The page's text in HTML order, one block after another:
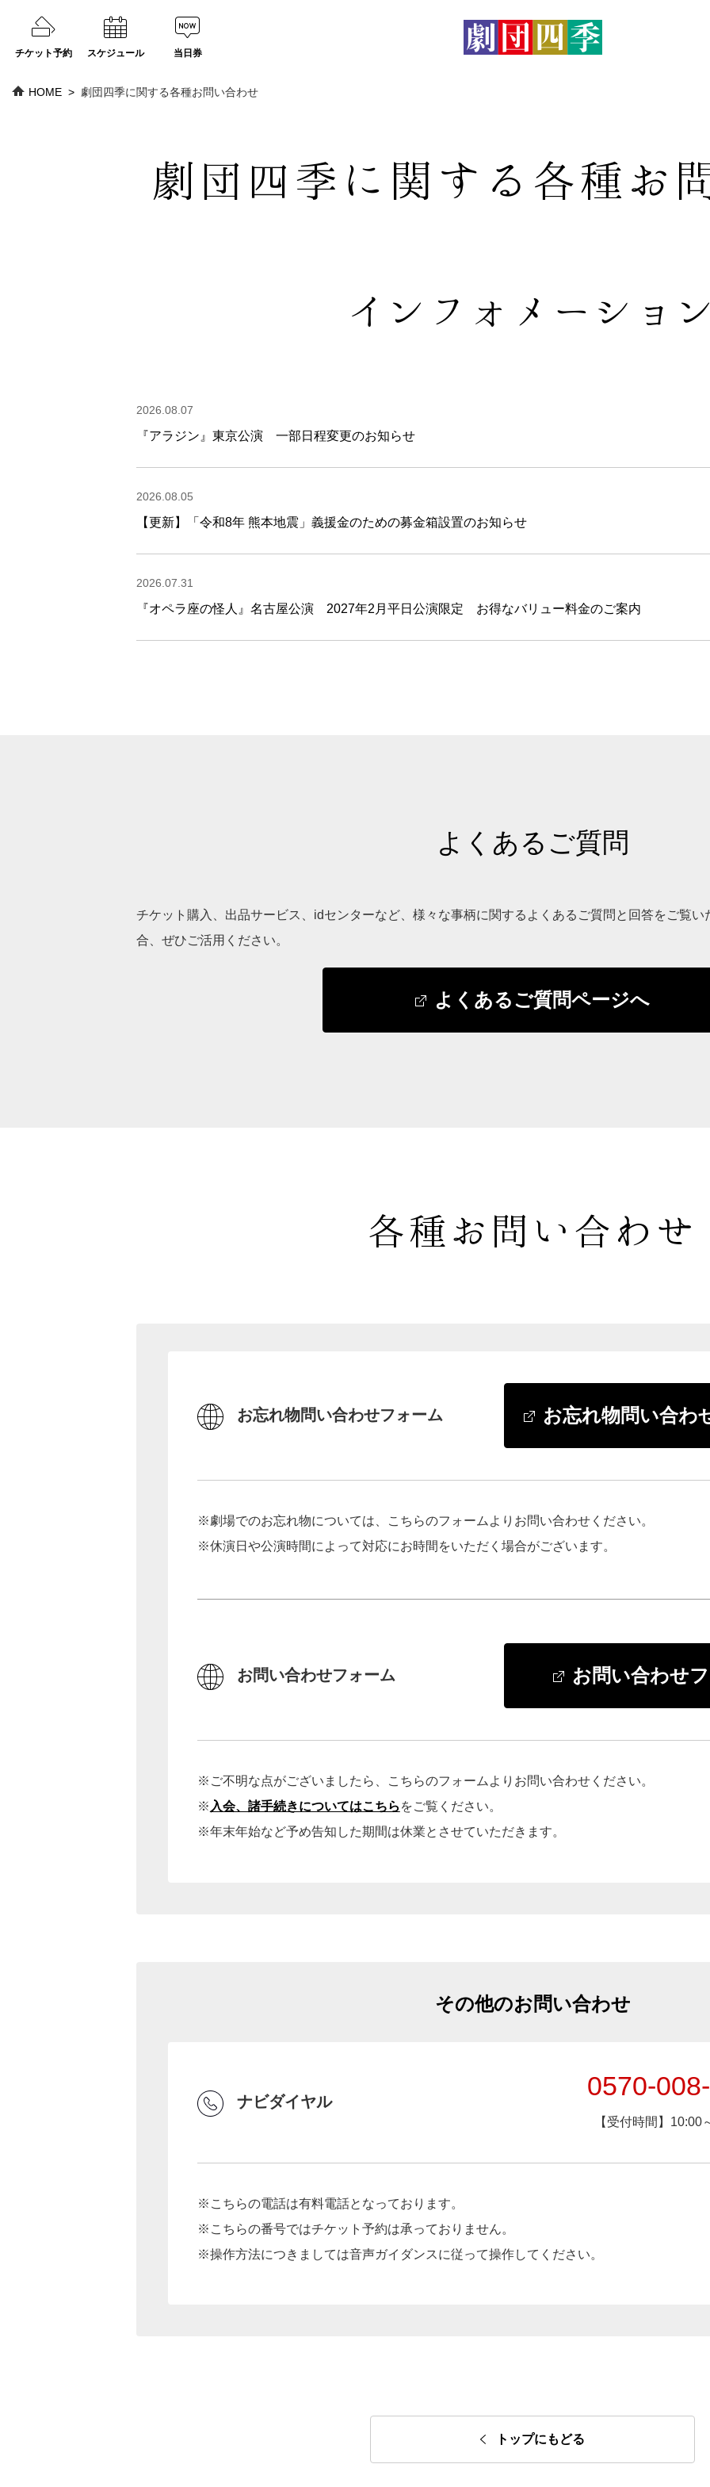
チケット予約 スケジュール 当日券
HOME 劇団四季に関する各種お問い合わせ
劇団四季に関する 各種お
インフォメーショ
2026.08.07
『アラジン』東京公演 一部日程変更のお知らせ
2026.08.05
【更新】「令和8年 熊本地震」義援金のための募金箱設置のお知らせ
2026.07.31
『オペラ座の怪人』名古屋公演 2027年2月平日公演限定 お得なバリュー料金のご案内
よくあるご質問
チケット購入、出品サービス、idセンターなど、様々な事柄に関するよくあるご質問と回答をご覧
合、ぜひご活用ください。
よくあるご質問ページへ
各種お問い合わせ
お忘れ物問い合わせフォーム お忘れ物問い合わ
※劇場でのお忘れ物については、こちらのフォームよりお問い合わせください。
※休演日や公演時間によって対応にお時間をいただく場合がございます。
お問い合わせフォーム お問い合わせ
※ご不明な点がございましたら、こちらのフォームよりお問い合わせください。
※ 入会、諸手続きについてはこちら をご覧ください。
※年末年始など予め告知した期間は休業とさせていただきます。
その他のお問い合わせ
ナビダイヤル
0570-
【受付時間】10:00
※こちらの電話は有料電話となっております。
※こちらの番号ではチケット予約は承っておりません。
※操作方法につきましては音声ガイダンスに従って操作してください。
トップにもどる